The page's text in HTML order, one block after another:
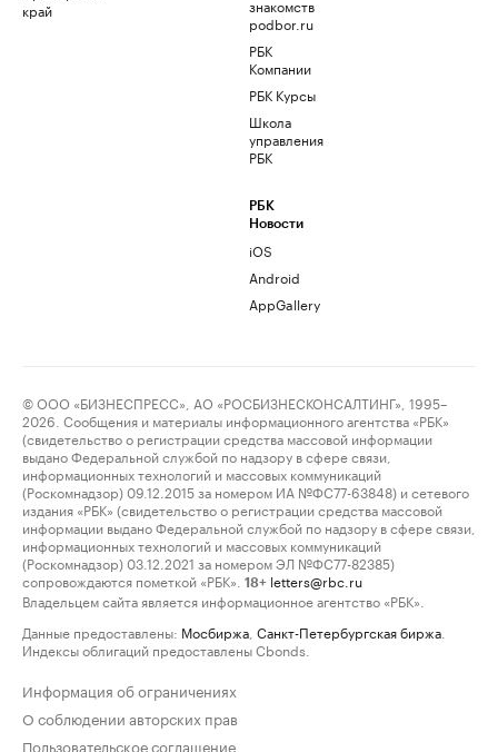
край
знакомств
podbor.ru
РБК
Компании
РБК Курсы
Школа
управления
РБК
РБК
Новости
iOS
Android
AppGallery
© ООО «БИЗНЕСПРЕСС», АО «РОСБИЗНЕСКОНСАЛТИНГ», 1995–
2026. Сообщения и материалы информационного агентства «РБК»
(свидетельство о регистрации средства массовой информации
выдано Федеральной службой по надзору в сфере связи,
информационных технологий и массовых коммуникаций
(Роскомнадзор) 09.12.2015 за номером ИА №ФС77-63848) и сетевого
издания «РБК» (свидетельство о регистрации средства массовой
информации выдано Федеральной службой по надзору в сфере связи,
информационных технологий и массовых коммуникаций
(Роскомнадзор) 03.12.2021 за номером ЭЛ №ФС77-82385)
сопровождаются пометкой «РБК».
18+ letters@rbc.ru
Владельцем сайта является информационное агентство «РБК».
Данные предоставлены: Мосбиржа Санкт-Петербургская биржа
Индексы облигаций предоставлены Cbonds.
Информация об ограничениях
О соблюдении авторских прав
Пользовательское соглашение